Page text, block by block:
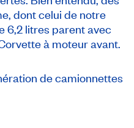
dont celui de notre
6,2 litres parent avec
à moteur avant.
de camionnettes